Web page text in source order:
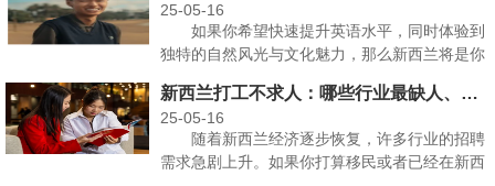
25-05-16
如果你希望快速提升英语水平，同时体验到
独特的自然风光与文化魅力，那么新西兰将是你
新西兰打工不求人：哪些行业最缺人、最好找工作？
25-05-16
随着新西兰经济逐步恢复，许多行业的招聘
需求急剧上升。如果你打算移民或者已经在新西